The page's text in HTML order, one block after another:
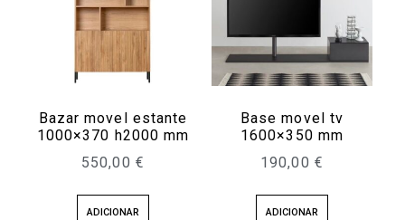
Bazar movel estante
1000×370 h2000 mm
550,00 €
ADICIONAR
Base movel tv
1600×350 mm
190,00 €
ADICIONAR